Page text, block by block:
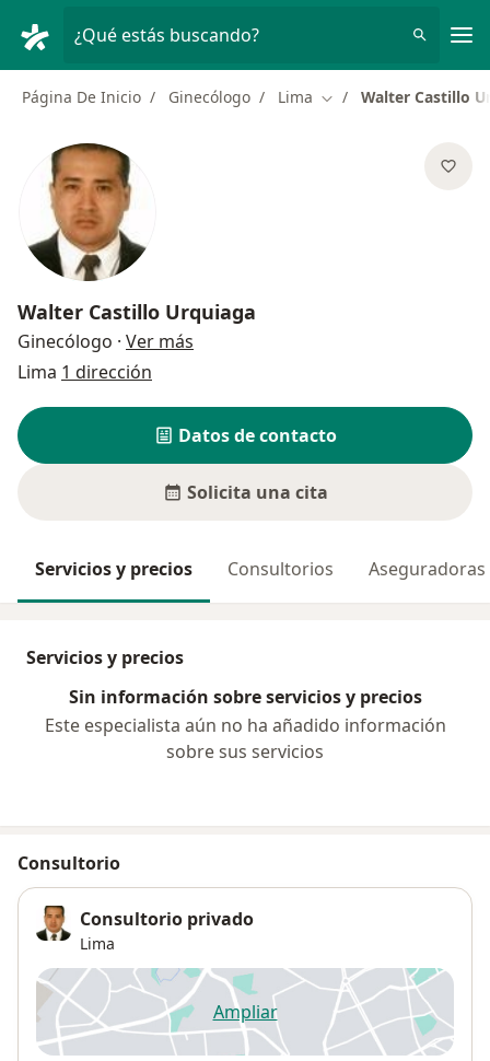
¿Qué estás buscando?
Página De Inicio Ginecólogo Lima Cambiar de ciudad
Walter Castillo
Walter Castillo Urquiaga
Ginecólogo · Ver más
Lima 1 dirección
Datos de contacto
Solicita una cita
Servicios y precios Consultorios Aseguradoras
Servicios y precios
Sin información sobre servicios y precios
Este especialista aún no ha añadido información
sobre sus servicios
Consultorio
Consultorio privado
Lima
Ampliarse abre en una nueva